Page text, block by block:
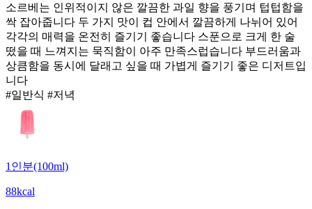
소르베는 인위적이지 않은 깔끔한 과일 향을 풍기며 텁텁함을
싹 잡아줍니다 두 가지 맛이 컵 안에서 깔끔하게 나뉘어 있어
각각의 매력을 온전히 즐기기 좋습니다 스푼으로 크게 한 술
떴을 때 느껴지는 묵직함이 아주 만족스럽습니다 부드러움과
상큼함을 동시에 달래고 싶을 때 가볍게 즐기기 좋은 디저트입
니다
#일반식 #저녁
1인분(100ml)
88kcal